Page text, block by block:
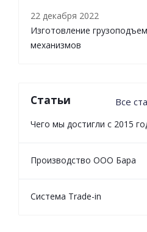
22 декабря 2022
Изготовление
механизмов
Статьи Все
Чего мы достигли с 2015
Производство ООО Бара
Cистема Trade-in